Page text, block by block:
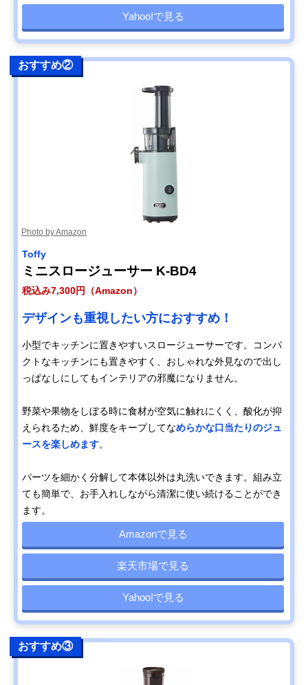
Yahoo!で見る
おすすめ②
Photo by Amazon
Toffy
ミニスロージューサー K-BD4
税込み7,300円（Amazon）
デザインも重視したい方におすすめ！
小型でキッチンに置きやすいスロージューサーです。コンパ
クトなキッチンにも置きやすく、おしゃれな外見なので出し
っぱなしにしてもインテリアの邪魔になりません。
野菜や果物をしぼる時に食材が空気に触れにくく、酸化が抑
えられるため、鮮度をキープしてなめらかな口当たりのジュ
ースを楽しめます。
パーツを細かく分解して本体以外は丸洗いできます。組み立
ても簡単で、お手入れしながら清潔に使い続けることができ
ます。
Amazonで見る
楽天市場で見る
Yahoo!で見る
おすすめ③